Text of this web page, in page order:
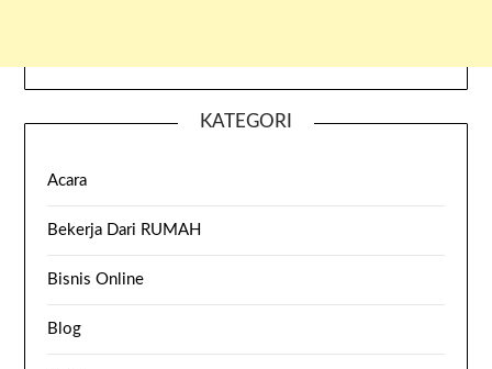
KATEGORI
Acara
Bekerja Dari RUMAH
Bisnis Online
Blog